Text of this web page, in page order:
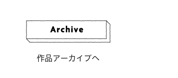
作品アーカイブへ